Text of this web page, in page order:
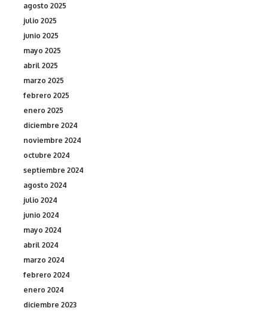
agosto 2025
julio 2025
junio 2025
mayo 2025
abril 2025
marzo 2025
febrero 2025
enero 2025
diciembre 2024
noviembre 2024
octubre 2024
septiembre 2024
agosto 2024
julio 2024
junio 2024
mayo 2024
abril 2024
marzo 2024
febrero 2024
enero 2024
diciembre 2023